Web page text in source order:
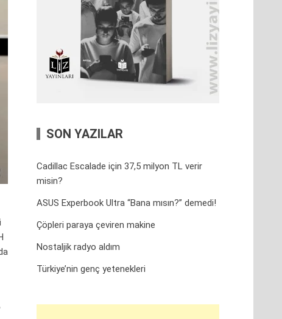
SON YAZILAR
Cadillac Escalade için 37,5 milyon TL verir
misin?
ASUS Experbook Ultra “Bana mısın?” demedi!
Çöpleri paraya çeviren makine
Nostaljik radyo aldım
Türkiye’nin genç yetenekleri